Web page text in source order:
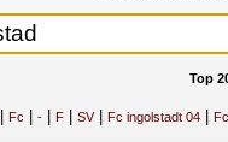
Top
Fc -| F| SV| Fc ingolstadt 04|